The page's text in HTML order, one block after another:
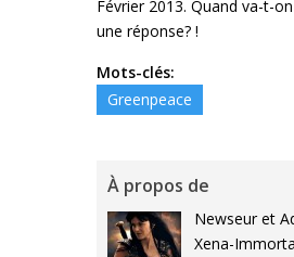
Février 2013. Quand va-t-
une réponse? !
Mots-clés:
Greenpeace
À propos de
Newseur et
Xena-